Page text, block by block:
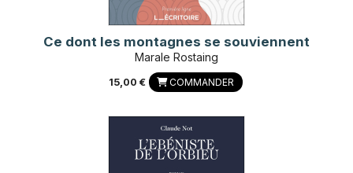
Ce dont les montagnes se souviennent
Marale Rostaing
15,00 € COMMANDER